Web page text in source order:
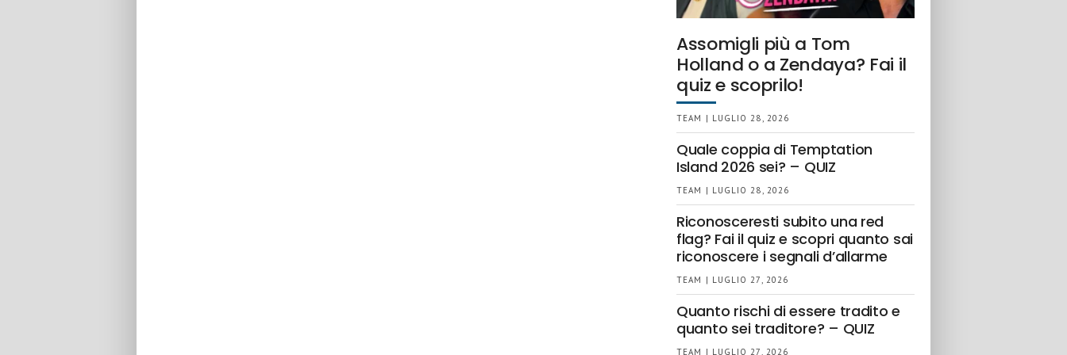
Assomigli più a Tom
Holland o a Zendaya? Fai il
quiz e scoprilo!
TEAM | LUGLIO 28, 2026
Quale coppia di Temptation
Island 2026 sei? – QUIZ
TEAM | LUGLIO 28, 2026
Riconosceresti subito una red
flag? Fai il quiz e scopri quanto sai
riconoscere i segnali d’allarme
TEAM | LUGLIO 27, 2026
Quanto rischi di essere tradito e
quanto sei traditore? – QUIZ
TEAM | LUGLIO 27, 2026